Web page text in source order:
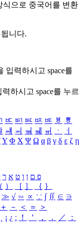
식으로 중국어를 변환
니다.
입력하시고 space를
력하시고 space를 누르
ㅳ ㅴ ㅵ ㅶ ㅷ ㅸ
ㅹ
ㆈ ㆉ ㆊ ㆋ ㆌ ㆍ
ㆎ
Υ Φ Χ Ψ Ω α β γ δ ε ζ η
פ ם ן ו ט א ר
） ［ ］ ｛ ｝
≫ √ ∽ ∝ ∵ ∫ ∬ ∈ ∋
＋ － ＜ ＝
＞
¡ ¿ ː ！ ＇ ， ． ／
：